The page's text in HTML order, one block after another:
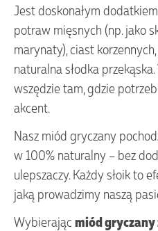
Jest doskonałym
potraw mięsnych (np. jako
marynaty), ciast
naturalna słodka
wszędzie tam, gdzie
akcent.
Nasz miód gryczany
w 100% naturalny – bez
ulepszaczy. Każdy słoik to
jaką prowadzimy naszą
Wybierając miód gryczany